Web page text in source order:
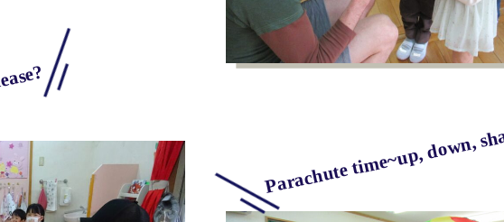
Parachute time~up, down,